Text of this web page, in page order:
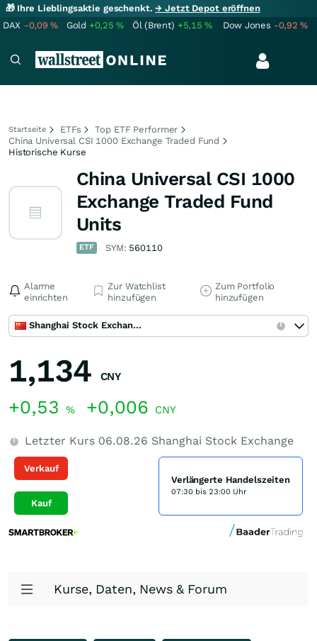
🎁 Ihre Lieblingsaktie geschenkt.→ Jetzt Depot eröffnen
DAX -0,09% Gold +0,25% Öl (Brent) +5,15% Dow Jones -0,92%
Startseite ETFs
Top ETF Performer
China Universal CSI 1000 Exchange Traded Fund
Historische Kurse
China Universal CSI 1000
Exchange Traded Fund
Units
ETF SYM: 560110
Alarme
einrichten
Zur Watchlist
hinzufügen
Zum Portfolio
hinzufügen
Shanghai Stock Exchange
1,134 CNY
+0,53 % +0,006 CNY
Letzter Kurs 06.08.26 Shanghai Stock Exchange
Verkauf
Kauf
Verlängerte Handelszeiten
07:30 bis 23:00 Uhr
Kurse, Daten, News & Forum